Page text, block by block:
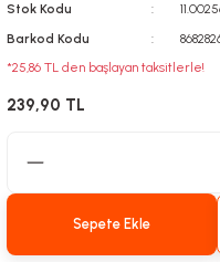
Stok Kodu
Barkod Kodu
*25,86 TL den başlayan taksitlerle!
239,90 TL
Sepete Ekle